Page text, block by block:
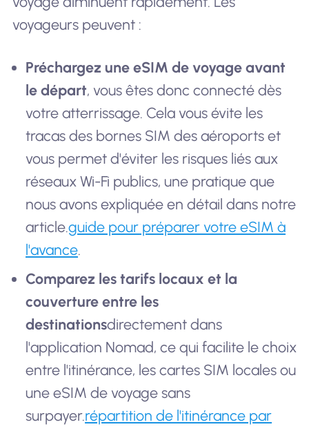
voyageurs peuvent :
Préchargez une eSIM de voyage avant
le départ, vous êtes donc connecté dès
votre atterrissage. Cela vous évite les
tracas des bornes SIM des aéroports et
vous permet d'éviter les risques liés aux
réseaux Wi-Fi publics, une pratique que
nous avons expliquée en détail dans notre
article.guide pour préparer votre eSIM à
l'avance.
Comparez les tarifs locaux et la
couverture entre les
destinationsdirectement dans
l'application Nomad, ce qui facilite le choix
entre l'itinérance, les cartes SIM locales ou
une eSIM de voyage sans
surpayer.répartition de l'itinérance par